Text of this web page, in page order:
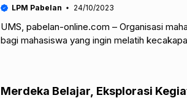
LPM Pabelan 24/10/2023
UMS, pabelan-online.com – Organisasi
bagi mahasiswa yang ingin melatih
Merdeka Belajar, Eksplorasi